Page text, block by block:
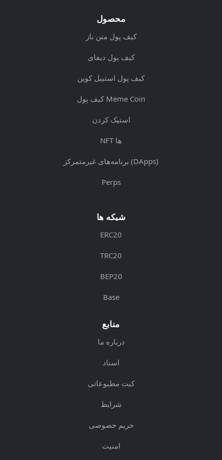
محصول
کیف پول متن باز
کیف پول دیفای
کیف پول استیبل کوین
کیف پول Meme Coin
استیک کردن
NFT ها
برنامه‌های غیرمتمرکز (DApps)
Perps
شبکه ها
ERC20
TRC20
BEP20
Base
منابع
درباره ما
اسناد
کیت مطبوعاتی
شرایط
حریم خصوصی
امنیت